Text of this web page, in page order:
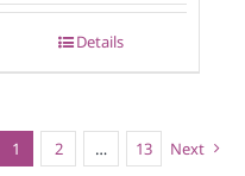
Details
1 2 … 13 Next